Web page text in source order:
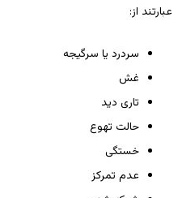
عبارتند از:
سردرد یا سرگیجه
غش
تاری دید
حالت تهوع
خستگی
عدم تمرکز